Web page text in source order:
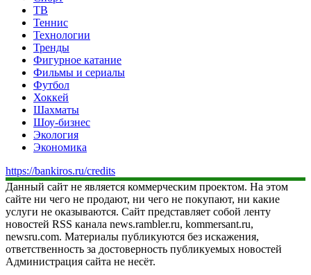
ТВ
Теннис
Технологии
Тренды
Фигурное катание
Фильмы и сериалы
Футбол
Хоккей
Шахматы
Шоу-бизнес
Экология
Экономика
https://bankiros.ru/credits
Данный сайт не является коммерческим проектом. На этом
сайте ни чего не продают, ни чего не покупают, ни какие
услуги не оказываются. Сайт представляет собой ленту
новостей RSS канала news.rambler.ru, kommersant.ru,
newsru.com. Материалы публикуются без искажения,
ответственность за достоверность публикуемых новостей
Администрация сайта не несёт.